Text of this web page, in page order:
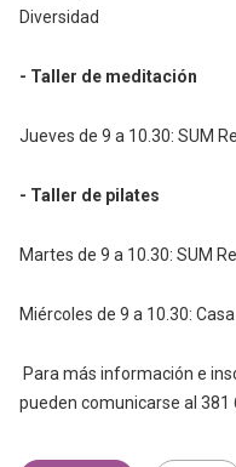
Diversidad
- Taller de meditación
Jueves de 9 a 10.30: SUM
- Taller de pilates
Martes de 9 a 10.30: SUM
Miércoles de 9 a 10.30:
Para más información e
pueden comunicarse al 381